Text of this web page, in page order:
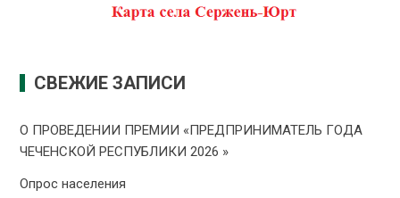
СВЕЖИЕ ЗАПИСИ
О ПРОВЕДЕНИИ ПРЕMИИ «ПРЕДПРИНИМАТЕЛЬ ГОДА
ЧЕЧЕНСКОЙ РЕСПУБЛИКИ 2026 »
Опрос населения